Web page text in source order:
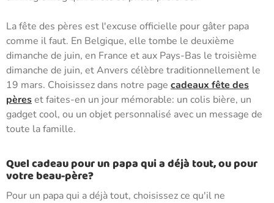
La fête des pères est l'excuse officielle pour gâter papa
comme il faut. En Belgique, elle tombe le deuxième
dimanche de juin, en France et aux Pays-Bas le troisième
dimanche de juin, et Anvers célèbre traditionnellement le
19 mars. Choisissez dans notre page cadeaux fête des
pèreset faites-en un jour mémorable: un colis bière, un
gadget cool, ou un objet personnalisé avec un message de
toute la famille.
Quel cadeau pour un papa qui a déjà tout, ou pour
votre beau-père?
Pour un papa qui a déjà tout, choisissez ce qu'il ne